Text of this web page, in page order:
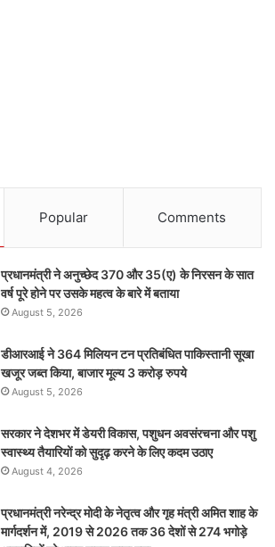
Popular Comments
प्रधानमंत्री ने अनुच्छेद 370 और 35(ए) के निरसन के सात
वर्ष पूरे होने पर उसके महत्व के बारे में बताया
August 5, 2026
डीआरआई ने 364 मिलियन टन प्रतिबंधित पाकिस्तानी सूखा
खजूर जब्त किया, बाजार मूल्य 3 करोड़ रुपये
August 5, 2026
सरकार ने देशभर में डेयरी विकास, पशुधन अवसंरचना और पशु
स्वास्थ्य तैयारियों को सुदृढ़ करने के लिए कदम उठाए
August 4, 2026
प्रधानमंत्री नरेन्द्र मोदी के नेतृत्व और गृह मंत्री अमित शाह के
मार्गदर्शन में, 2019 से 2026 तक 36 देशों से 274 भगोड़े